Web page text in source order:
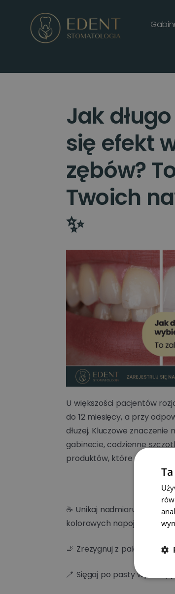
Jak
się efekt
zębów?
Twoich
✨
U większości pacjentów
do 12 miesięcy, a przy
dłużej. Kluczowe
gabinecie, codzienne
produktów, które powodują
☕ Unikaj nadmiaru kawy,
kolorowych napojów.
🚬 Zrezygnuj z palenia –
🪥 Sięgaj po pasty